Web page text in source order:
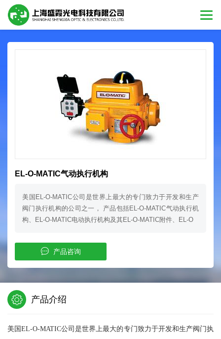
EL-O-MATIC气动执行机构
美国EL-O-MATIC公司是世界上最大的专门致力于开发和生产
阀门执行机构的公司之一， 产品包括EL-O-MATIC气动执行机
构、EL-O-MATIC电动执行机构及其EL-O-MATIC附件、EL-O
产品咨询
产品介绍
美国EL-O-MATIC公司是世界上最大的专门致力于开发和生产阀门执